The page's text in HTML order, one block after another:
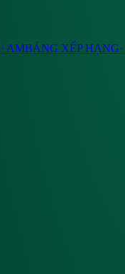
· AMBẢNG XẾP HẠNG·